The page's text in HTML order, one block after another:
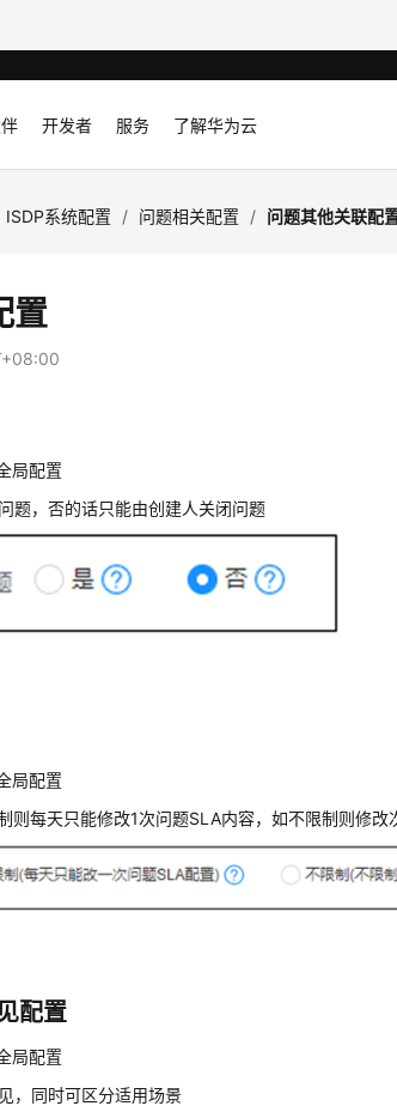
开发者 服务 了解华为云
ISDP系统配置 / 问题相关配置 / 问题其他关联配
置
局配置
题，否的话只能由创建人关闭问题
局配置
则每天只能修改1次问题SLA内容，如不限制则修改
配置
局配置
，同时可区分适用场景